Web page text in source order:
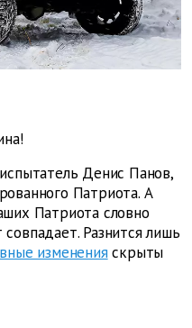
Денис Панов,
Патриота. А
Патриота словно
Разнится лишь
измененияскрыты